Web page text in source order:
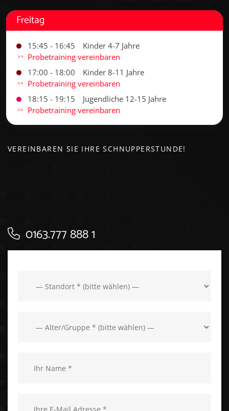
Freitag
15:45 - 16:45
Kinder 4-7 Jahre
Probetraining vereinbaren
17:00 - 18:00
Kinder 8-11 Jahre
Probetraining vereinbaren
18:15 - 19:15
Jugendliche 12-15 Jahre
Probetraining vereinbaren
VEREINBAREN SIE IHRE SCHNUPPERSTUNDE!
0163.777 888 1